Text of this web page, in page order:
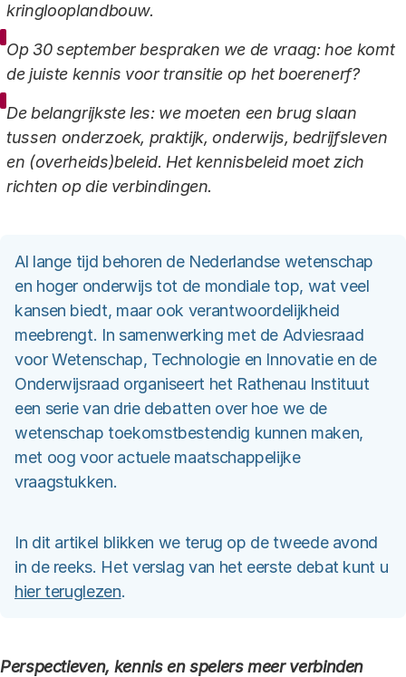
kringlooplandbouw.
Op 30 september bespraken we de vraag: hoe komt
de juiste kennis voor transitie op het boerenerf?
De belangrijkste les: we moeten een brug slaan
tussen onderzoek, praktijk, onderwijs, bedrijfsleven
en (overheids)beleid. Het kennisbeleid moet zich
richten op die verbindingen.
Al lange tijd behoren de Nederlandse wetenschap
en hoger onderwijs tot de mondiale top, wat veel
kansen biedt, maar ook verantwoordelijkheid
meebrengt. In samenwerking met de Adviesraad
voor Wetenschap, Technologie en Innovatie en de
Onderwijsraad organiseert het Rathenau Instituut
een serie van drie debatten over hoe we de
wetenschap toekomstbestendig kunnen maken,
met oog voor actuele maatschappelijke
vraagstukken.
In dit artikel blikken we terug op de tweede avond
in de reeks. Het verslag van het eerste debat kunt u
hier teruglezen.
Perspectieven, kennis en spelers meer verbinden